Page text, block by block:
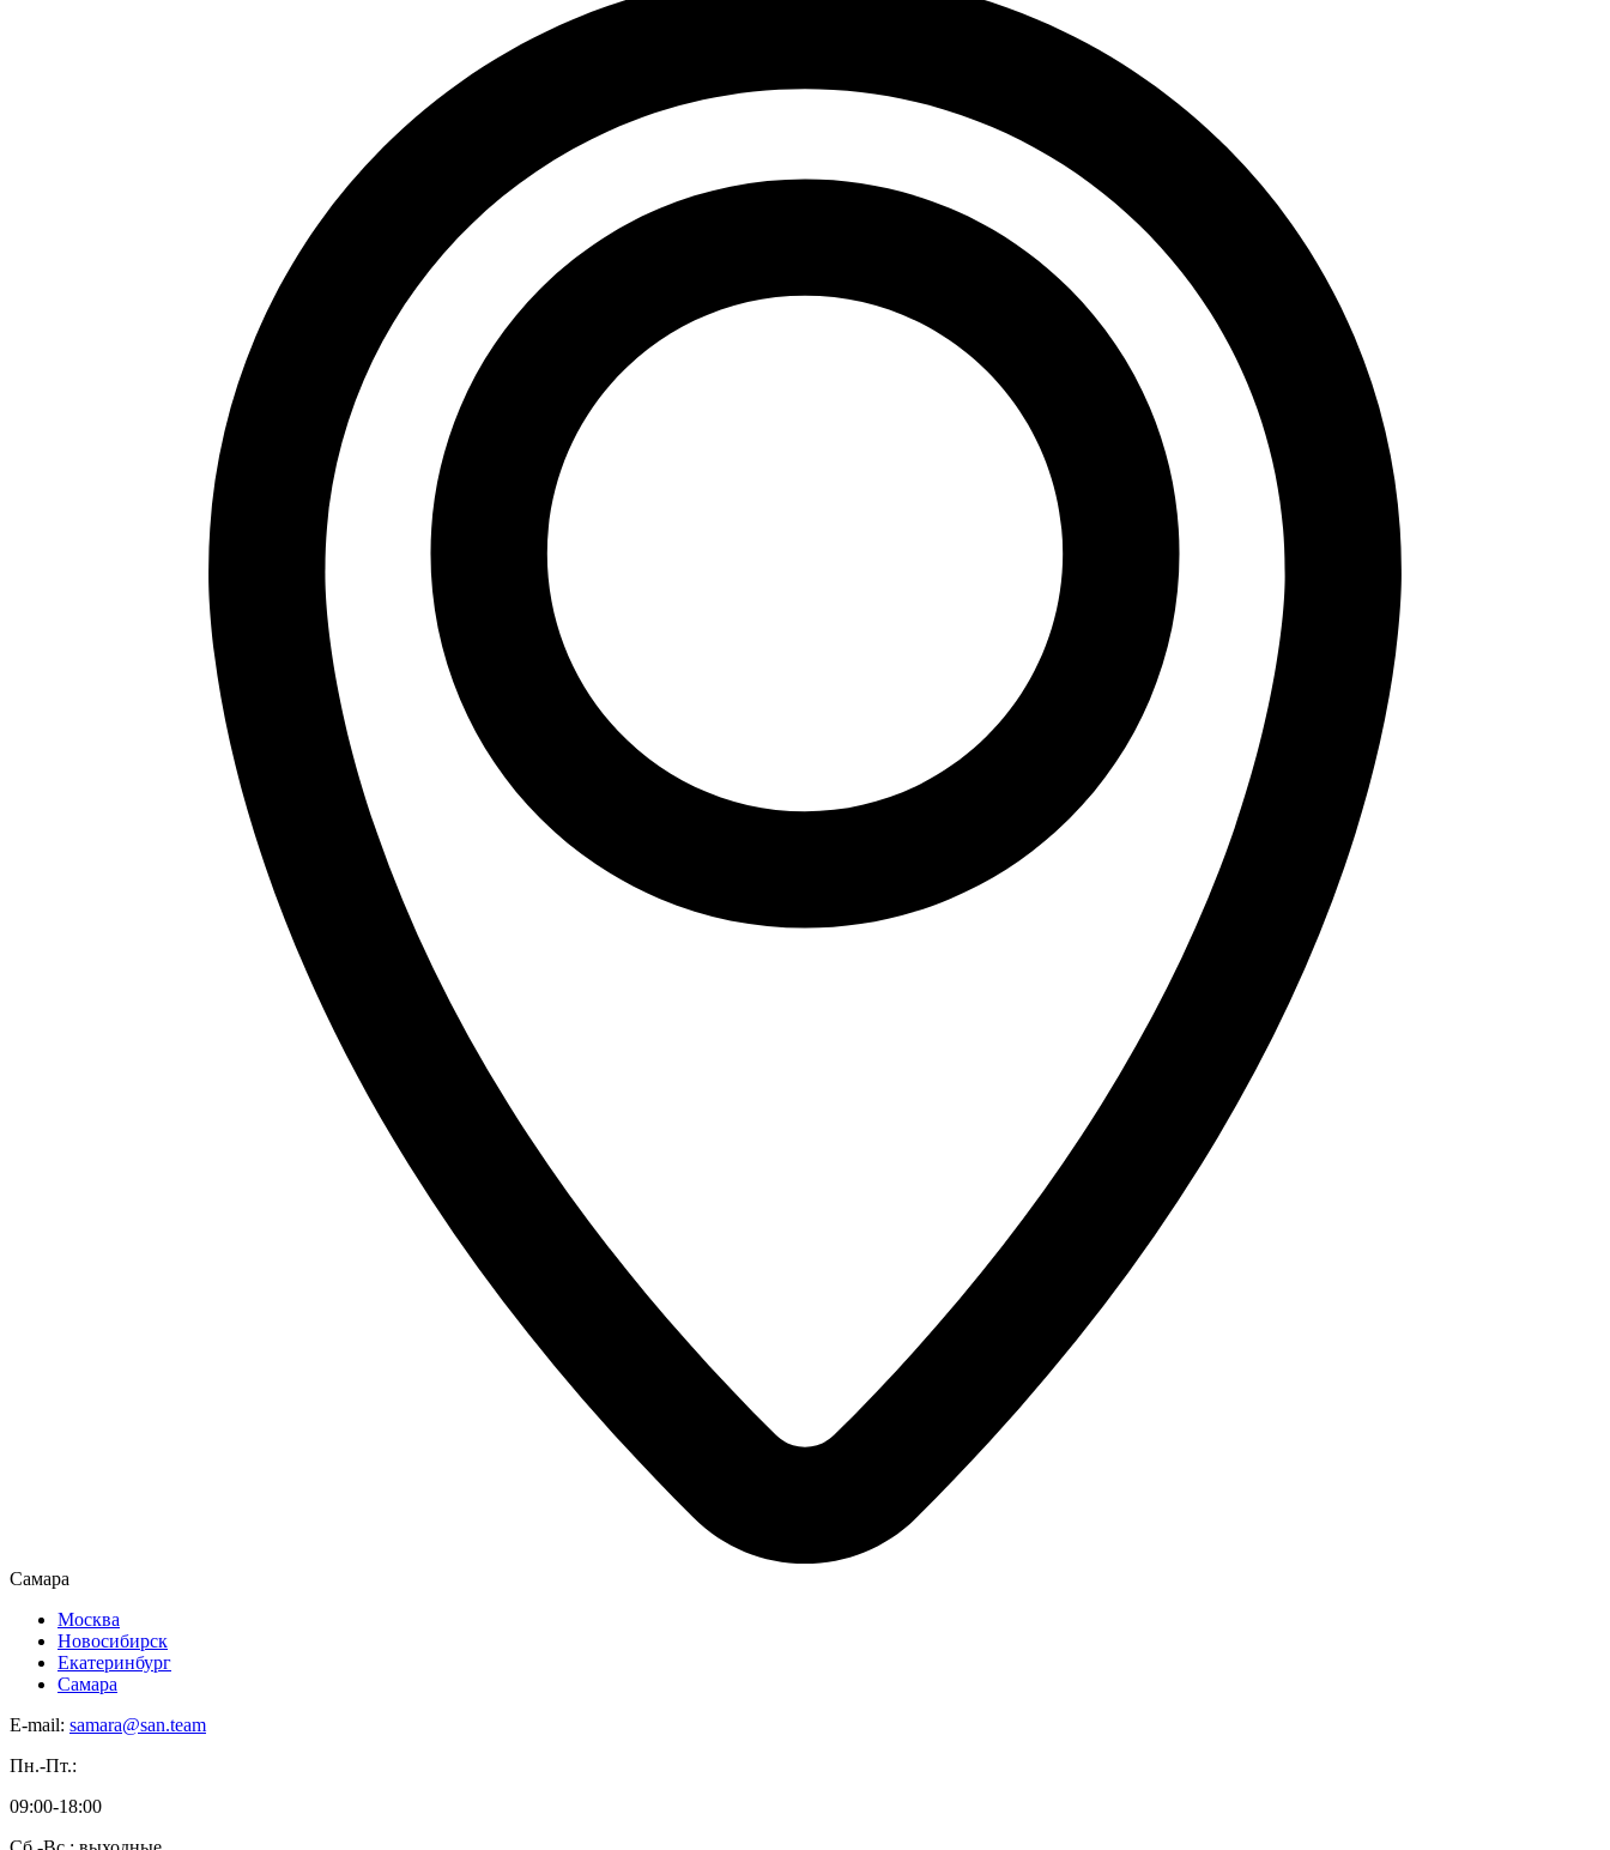
Самара
Москва
Новосибирск
Екатеринбург
Самара
E-mail: samara@san.team
Пн.-Пт.:
09:00-18:00